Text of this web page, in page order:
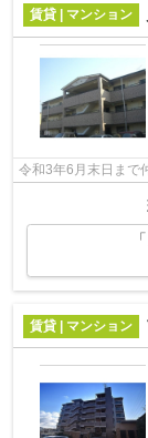
賃貸 | マンション
令和3年6月末日まで
賃貸 | マンション